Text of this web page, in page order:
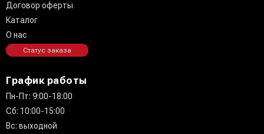
Договор оферты
Каталог
О нас
Статус заказа
График работы
Пн-Пт: 9:00-18:00
Сб: 10:00-15:00
Вс: выходной